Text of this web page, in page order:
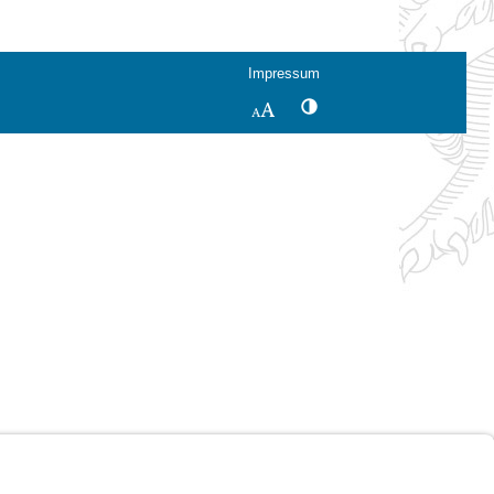
Impressum
SchriftgrößeKontrastwechsel